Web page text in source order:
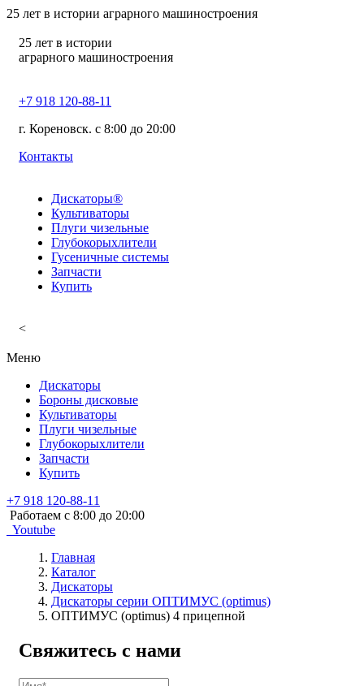
25 лет в истории аграрного машиностроения
25 лет в истории
аграрного машиностроения
+7 918 120-88-11
г. Кореновск. c 8:00 до 20:00
Контакты
Дискаторы®
Культиваторы
Плуги чизельные
Глубокорыхлители
Гусеничные системы
Запчасти
Купить
<
Меню
Дискаторы
Бороны дисковые
Культиваторы
Плуги чизельные
Глубокорыхлители
Запчасти
Купить
+7 918 120-88-11
Работаем c 8:00 до 20:00
Youtube
Главная
Каталог
Дискаторы
Дискаторы серии ОПТИМУС (optimus)
ОПТИМУС (optimus) 4 прицепной
Свяжитесь с нами